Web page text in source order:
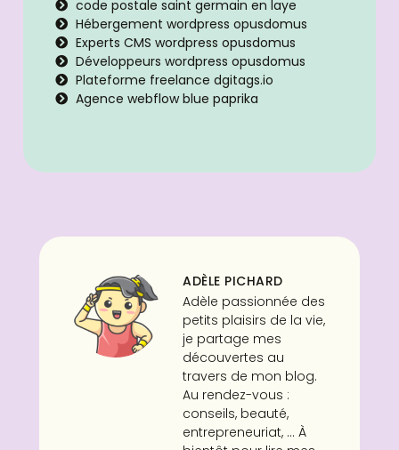
code postale saint germain en laye
Hébergement wordpress opusdomus
Experts CMS wordpress opusdomus
Développeurs wordpress opusdomus
Plateforme freelance dgitags.io
Agence webflow blue paprika
ADÈLE PICHARD
Adèle passionnée des
petits plaisirs de la vie,
je partage mes
découvertes au
travers de mon blog.
Au rendez-vous :
conseils, beauté,
entrepreneuriat, ... À